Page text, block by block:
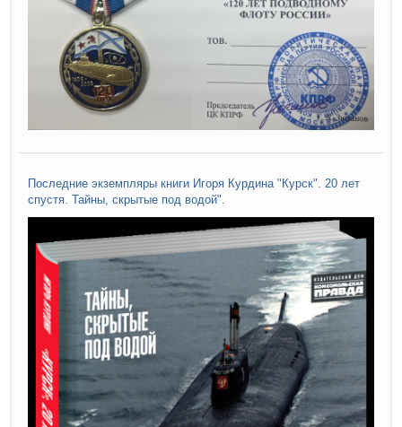
Последние экземпляры книги Игоря Курдина "Курск". 20 лет
спустя. Тайны, скрытые под водой".